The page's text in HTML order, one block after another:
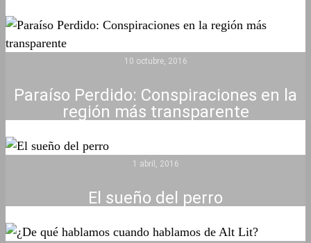
10 octubre, 2016
Paraíso Perdido: Conspiraciones en la
región más transparente
1 abril, 2016
El sueño del perro